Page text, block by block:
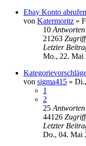
Ebay Konto
von Katermoritz »
10 Antworten
21263
Letzter
Mo., 22. Mai
von sigma415 »
1
2
25 Antworten
44126
Letzter
Do., 04. Mai